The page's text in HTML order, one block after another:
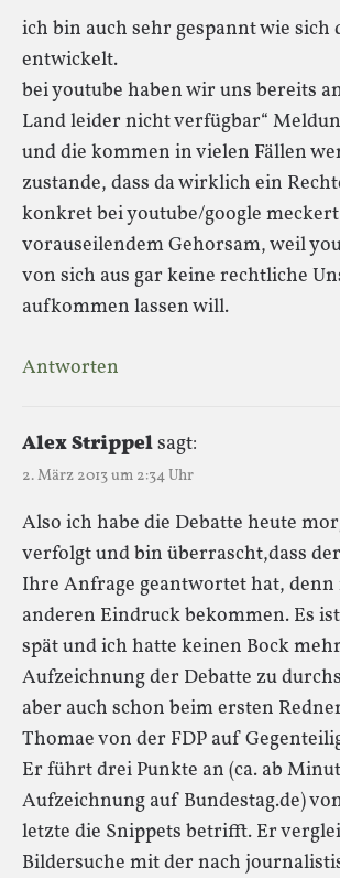
ich bin auch sehr gespannt wie sich
entwickelt.
bei youtube haben wir uns bereits
Land leider nicht verfügbar“
und die kommen in vielen Fällen
zustande, dass da wirklich ein
konkret bei youtube/google
vorauseilendem Gehorsam, weil
von sich aus gar keine rechtliche
aufkommen lassen will.
Antworten
Alex Strippelsagt:
2. März 2013 um 2:34 Uhr
Also ich habe die Debatte heute
verfolgt und bin überrascht,dass
Ihre Anfrage geantwortet hat, denn
anderen Eindruck bekommen. Es
spät und ich hatte keinen Bock
Aufzeichnung der Debatte zu
aber auch schon beim ersten
Thomae von der FDP auf
Er führt drei Punkte an (ca. ab
Aufzeichnung auf Bundestag.de)
letzte die Snippets betrifft. Er
Bildersuche mit der nach